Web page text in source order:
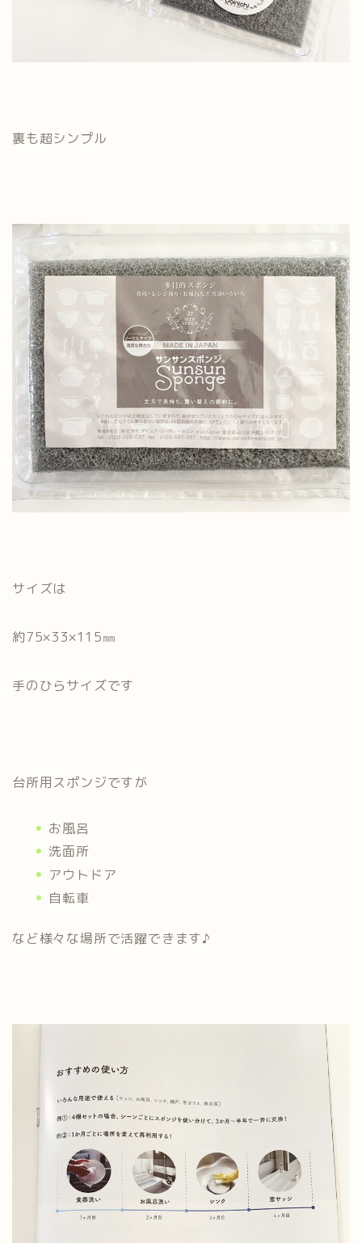
裏も超シンプル
サイズは
約75×33×115㎜
手のひらサイズです
台所用スポンジですが
お風呂
洗面所
アウトドア
自転車
など様々な場所で活躍できます♪